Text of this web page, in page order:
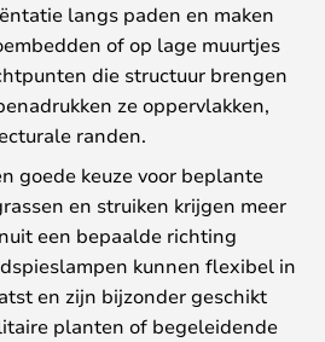
langs paden en maken
of op lage muurtjes
die structuur brengen
ze oppervlakken,
randen.
goede keuze voor beplante
en struiken krijgen meer
een bepaalde richting
kunnen flexibel in
en zijn bijzonder geschikt
planten of begeleidende